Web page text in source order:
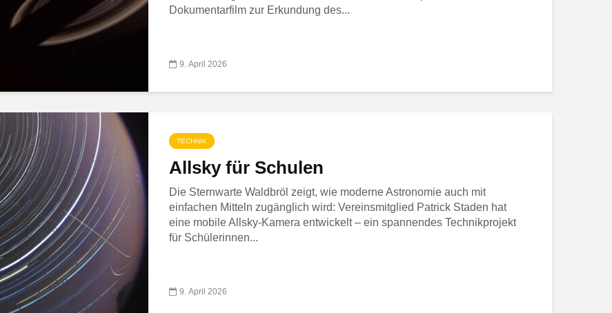
Dokumentarfilm zur Erkundung des...
9. April 2026
TECHNIK
Allsky für Schulen
Die Sternwarte Waldbröl zeigt, wie moderne Astronomie auch mit
einfachen Mitteln zugänglich wird: Vereinsmitglied Patrick Staden hat
eine mobile Allsky-Kamera entwickelt – ein spannendes Technikprojekt
für Schülerinnen...
9. April 2026